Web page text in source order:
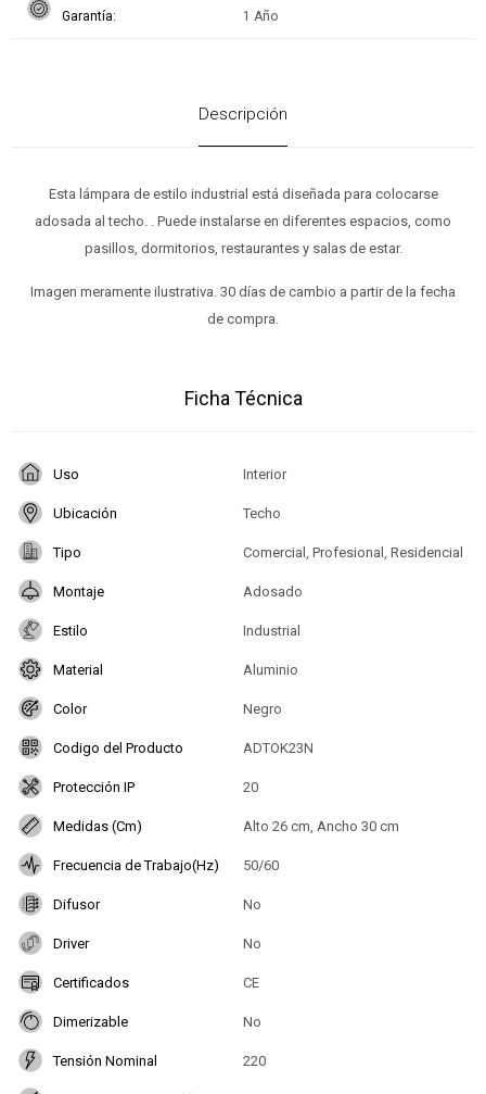
Garantía 1 Año
Descripción
Esta lámpara de estilo industrial está diseñada para colocarse
adosada al techo. . Puede instalarse en diferentes espacios, como
pasillos, dormitorios, restaurantes y salas de estar.
Imagen meramente ilustrativa. 30 días de cambio a partir de la fecha
de compra.
Ficha Técnica
Uso Interior
Ubicación Techo
Tipo Comercial, Profesional, Residencial
Montaje Adosado
Estilo Industrial
Material Aluminio
Color Negro
Codigo del Producto ADTOK23N
Protección IP 20
Medidas (Cm) Alto 26 cm, Ancho 30 cm
Frecuencia de Trabajo(Hz) 50/60
Difusor No
Driver No
Certificados CE
Dimerizable No
Tensión Nominal 220